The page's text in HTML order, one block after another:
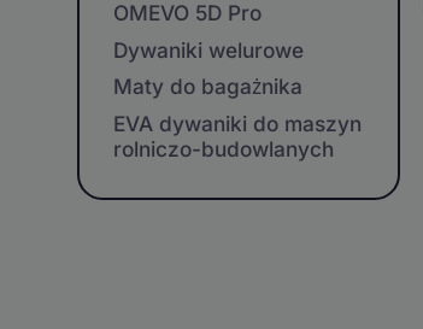
OMEVO 5D Pro
Dywaniki welurowe
Maty do bagażnika
EVA dywaniki do maszyn
rolniczo-budowlanych